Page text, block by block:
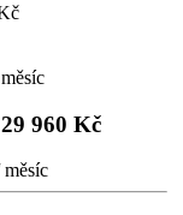
29 960 Kč